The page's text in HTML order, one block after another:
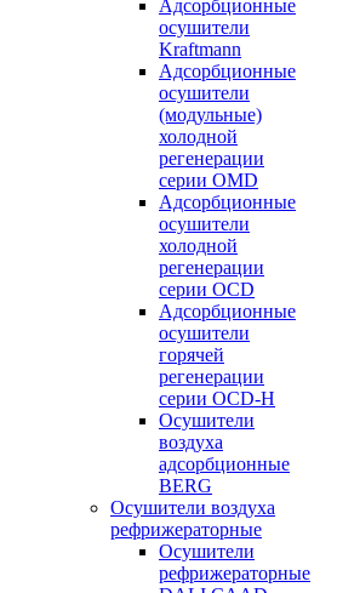
Адсорбционные
осушители
Kraftmann
Адсорбционные
осушители
(модульные)
холодной
регенерации
серии OMD
Адсорбционные
осушители
холодной
регенерации
серии OCD
Адсорбционные
осушители
горячей
регенерации
серии OСD-H
Осушители
воздуха
адсорбционные
BERG
Осушители воздуха
рефрижераторные
Осушители
рефрижераторные